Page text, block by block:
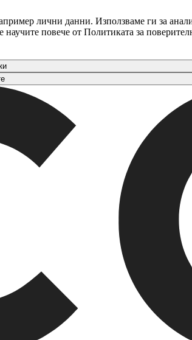
лични данни. Използваме ги за
повече от Политиката за